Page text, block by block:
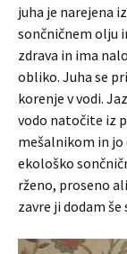
juha je narejena
sončničnem olju
zdrava in ima
obliko. Juha se
korenje v vodi.
vodo natočite iz
mešalnikom in jo
ekološko
rženo, proseno
zavre ji dodam